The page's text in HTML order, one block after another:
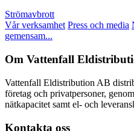
Strömavbrott
Vår verksamhet Press och media
gemensam...
Om Vattenfall
Vattenfall Eldistribution AB
företag och privatpersoner,
nätkapacitet samt el- och
Kontakta oss